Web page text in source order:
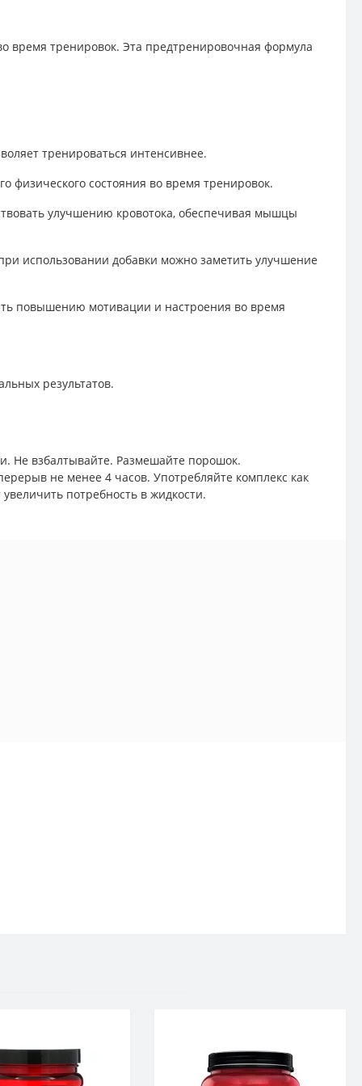
время тренировок. Эта предтренировочная формула
тренироваться интенсивнее.
физического состояния во время тренировок.
улучшению кровотока, обеспечивая мышцы
использовании добавки можно заметить улучшение
повышению мотивации и настроения во время
результатов.
Не взбалтывайте. Размешайте порошок.
не менее 4 часов. Употребляйте комплекс как
потребность в жидкости.